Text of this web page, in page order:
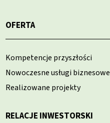
OFERTA
Kompetencje przyszłości
Nowoczesne usługi biznesowe
Realizowane projekty
RELACJE INWESTORSKI